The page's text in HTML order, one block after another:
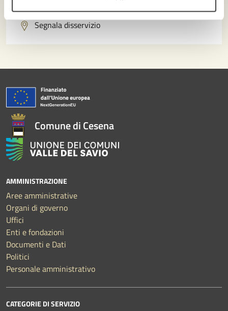
Segnala disservizio
Comune di Cesena
AMMINISTRAZIONE
Aree amministrative
Organi di governo
Uffici
Enti e fondazioni
Documenti e Dati
Politici
Personale amministrativo
CATEGORIE DI SERVIZIO